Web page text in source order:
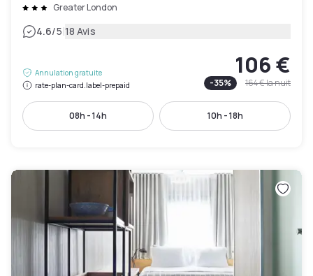
Greater London
4.6/5|18 Avis
Annulation gratuite
rate-plan-card.label-prepaid
106 €
-35% 164 €la nuit
08h - 14h 10h - 18h